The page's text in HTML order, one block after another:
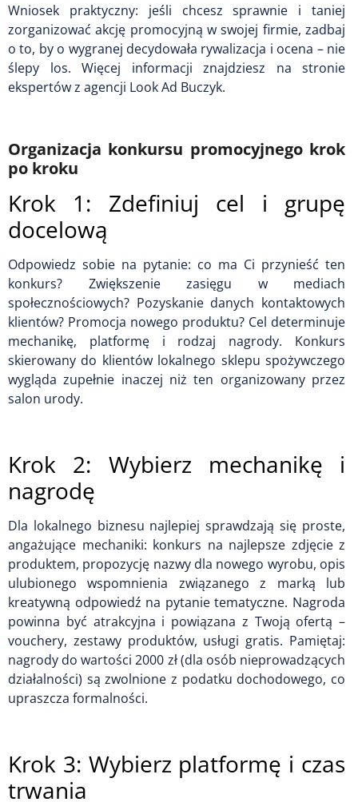
Wniosek praktyczny: jeśli chcesz sprawnie i taniej
zorganizować akcję promocyjną w swojej firmie, zadbaj
o to, by o wygranej decydowała rywalizacja i ocena – nie
ślepy los. Więcej informacji znajdziesz na stronie
ekspertów z agencji Look Ad Buczyk.
Organizacja konkursu promocyjnego krok
po kroku
Krok 1: Zdefiniuj cel i grupę
docelową
Odpowiedz sobie na pytanie: co ma Ci przynieść ten
konkurs? Zwiększenie zasięgu w mediach
społecznościowych? Pozyskanie danych kontaktowych
klientów? Promocja nowego produktu? Cel determinuje
mechanikę, platformę i rodzaj nagrody. Konkurs
skierowany do klientów lokalnego sklepu spożywczego
wygląda zupełnie inaczej niż ten organizowany przez
salon urody.
Krok 2: Wybierz mechanikę i
nagrodę
Dla lokalnego biznesu najlepiej sprawdzają się proste,
angażujące mechaniki: konkurs na najlepsze zdjęcie z
produktem, propozycję nazwy dla nowego wyrobu, opis
ulubionego wspomnienia związanego z marką lub
kreatywną odpowiedź na pytanie tematyczne. Nagroda
powinna być atrakcyjna i powiązana z Twoją ofertą –
vouchery, zestawy produktów, usługi gratis. Pamiętaj:
nagrody do wartości 2000 zł (dla osób nieprowadzących
działalności) są zwolnione z podatku dochodowego, co
upraszcza formalności.
Krok 3: Wybierz platformę i czas
trwania